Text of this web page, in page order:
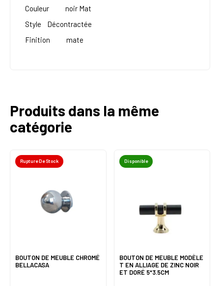
Couleur
noir Mat
Style
Décontractée
Finition
mate
Produits dans la même
catégorie
Rupture De Stock
BOUTON DE MEUBLE CHROMÉ
BELLACASA
Disponible
BOUTON DE MEUBLE MODÈLE
T EN ALLIAGE DE ZINC NOIR
ET DORÉ 5*3.5CM